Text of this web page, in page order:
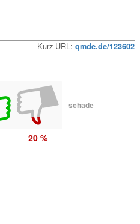
Kurz-URL: qmde.de/123602
schade
20 %